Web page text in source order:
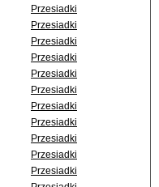
Przesiadki
Przesiadki
Przesiadki
Przesiadki
Przesiadki
Przesiadki
Przesiadki
Przesiadki
Przesiadki
Przesiadki
Przesiadki